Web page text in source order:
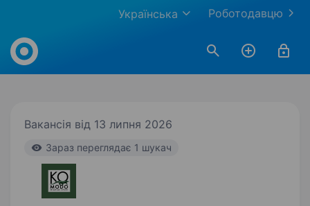
Роботодавцю
Українська
Work.ua
Вакансія від 13 липня 2026
Зараз переглядає 1 шукач